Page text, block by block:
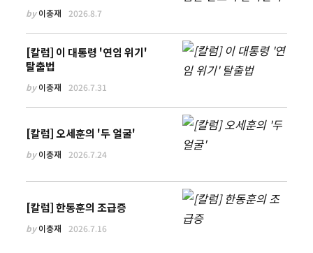
by이충재 2026.8.7
[칼럼] 이 대통령 '연임 위기'
탈출법
by이충재 2026.7.31
[칼럼] 오세훈의 '두 얼굴'
by이충재 2026.7.24
[칼럼] 한동훈의 조급증
by이충재 2026.7.16